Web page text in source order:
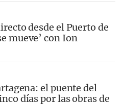
desde el Puerto de
mueve’ con Ion
el puente del
días por las obras de